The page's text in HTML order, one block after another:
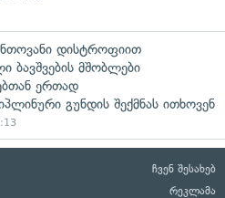
დისტროფიით
ბავშვების მშობლები
ერთად
გუნდის შექმნას ითხოვენ
ჩვენ შესახებ
რეკლამა